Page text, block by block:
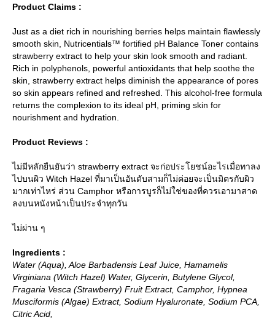
Product Claims :
Just as a diet rich in nourishing berries helps maintain flawlessly
smooth skin, Nutricentials™ fortified pH Balance Toner contains
strawberry extract to help your skin look smooth and radiant.
Rich in polyphenols, powerful antioxidants that help soothe the
skin, strawberry extract helps diminish the appearance of pores
so skin appears refined and refreshed. This alcohol-free formula
returns the complexion to its ideal pH, priming skin for
nourishment and hydration.
Product Reviews :
ไม่มีหลักยืนยันว่า strawberry extract จะก่อประโยชน์อะไรเมื่อทาลง
ไปบนผิว Witch Hazel ที่มาเป็นอันดับสามก็ไม่ค่อยจะเป็นมิตรกับผิว
มากเท่าไหร่ ส่วน Camphor หรือการบูรก็ไม่ใช่ของที่ควรเอามาสาด
ลงบนหนังหน้าเป็นประจำทุกวัน
ไม่ผ่าน ๆ
Ingredients :
Water (Aqua), Aloe Barbadensis Leaf Juice, Hamamelis
Virginiana (Witch Hazel) Water, Glycerin, Butylene Glycol,
Fragaria Vesca (Strawberry) Fruit Extract, Camphor, Hypnea
Musciformis (Algae) Extract, Sodium Hyaluronate, Sodium PCA,
Citric Acid,